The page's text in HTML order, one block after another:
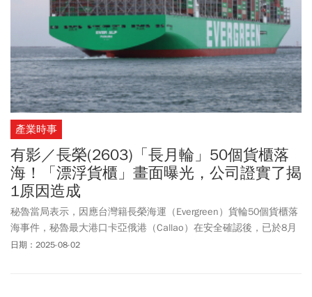
產業時事
有影／長榮(2603)「長月輪」50個貨櫃落
海！「漂浮貨櫃」畫面曝光，公司證實了揭
1原因造成
秘魯當局表示，因應台灣籍長榮海運（Evergreen）貨輪50個貨櫃落
海事件，秘魯最大港口卡亞俄港（Callao）在安全確認後，已於8月
1日（週五）恢復營運。
日期：2025-08-02